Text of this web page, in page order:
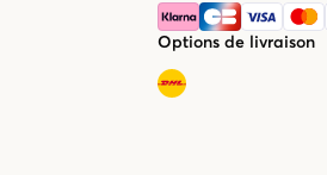
Options de livraison